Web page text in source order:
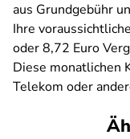
aus Grundgebühr
Ihre
oder 8,72 Euro
Diese monatlichen
Telekom oder